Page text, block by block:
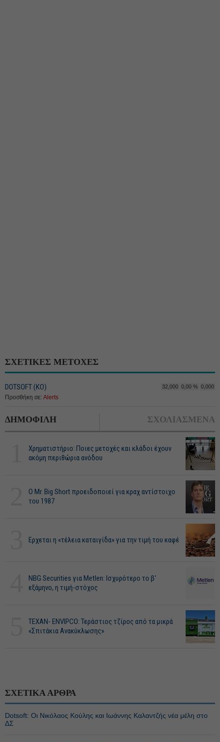
ΣΧΕΤΙΚΕΣ ΜΕΤΟΧΕΣ
DOTSOFT (ΚΟ) 32,000 0,00 % 0,000
Προσθήκη σε: Alerts
ΔΗΜΟΦΙΛΗ ΣΧΟΛΙΑΣΜΕΝΑ
Χρηματιστήριο: Ποιες μετοχές και κλάδοι έχουν
ακόμη περιθώρια ανόδου
O Mr. Big Short προειδοποιεί για κραχ αντίστοιχο
του 1987
Ερχεται η «τέλεια καταιγίδα» για την τιμή του καφέ
NBG Securities για Metlen: Ισχυρότερο το β'
εξάμηνο, η τιμή-στόχος
ΤΕΧΑΝ- ENVIPCO: Τεράστιος τζίρος από τα μικρά
«Σπιτάκια Ανακύκλωσης»
ΣΧΕΤΙΚΑ ΑΡΘΡΑ
Dotsoft: Οι Νικόλαος Κούλης και Ιωάννης Καλαντζής νέα μέλη στο
ΔΣ